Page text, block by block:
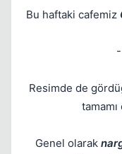
Bu haftaki cafemiz
Resimde de
Genel olarak